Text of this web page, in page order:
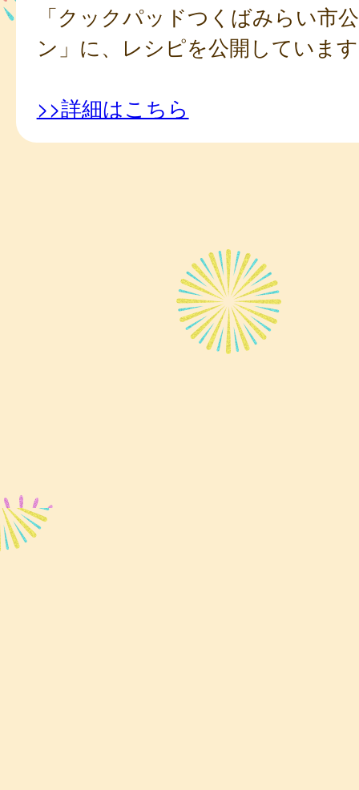
「クックパッドつくばみらい市
ン」に、レシピを公開していま
>>詳細はこちら